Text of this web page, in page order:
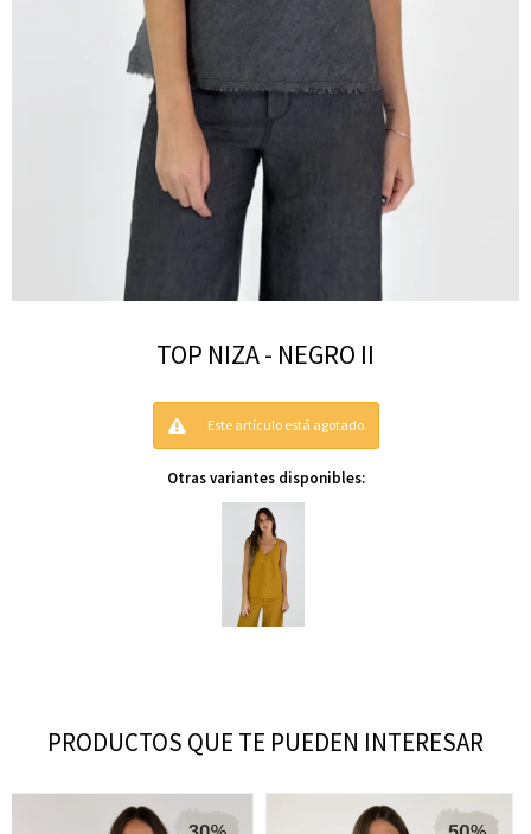
TOP NIZA - NEGRO II
Este artículo está agotado.
Otras variantes disponibles:
PRODUCTOS QUE TE PUEDEN INTERESAR